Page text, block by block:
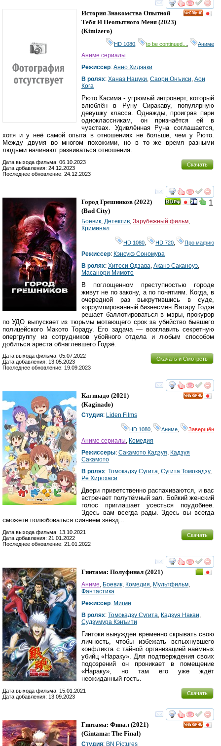
смотреть
История Знакомства Опытной
Тебя И Неопытного Меня (2023)
(Kimizero)
HD 1080 to be continued... Аниме
Аниме сериалы
Режиссер: Анно Хидэаки
В ролях: Ханаэ Нацуки Саори Онъиси Аои
Кога
Рюто Касима - угрюмый интроверт, который
влюблён в Руну Сиракаву, популярную
девушку класса. Однажды, проиграв пари
одноклассникам, он признаётся ей в
чувствах. Удивлённая Руна соглашается,
хотя и у неё самой опыта в отношениях не больше, чем у Рюто.
Между двумя во многом похожими, но в то же время разными
людьми начинают развиваться отношения.
Скачать
Дата выхода фильма: 06.10.2023
Дата добавления: 24.12.2023
Последнее обновление: 24.12.2023
смотреть
1
Город Грешников (2022)
(Bad City)
Боевик Детектив Зарубежный фильм
Криминал
HD 1080 HD 720 Про мафию
Режиссер: Кэнсукэ Сономура
В ролях: Хитоси Одзава Аканэ Саканоуэ
Масанори Мимото
В поглощенном преступностью городе
живут не по закону, а по понятиям. Когда, в
очередной раз выкрутившись в суде,
коррумпированный бизнесмен Ватару Годзё
решает баллотироваться в мэры, прокурор
по УДО выпускает из тюрьмы мотающего срок за убийство бывшего
полицейского Макото Тораду. Его задача — возглавить секретную
опергруппу из сотрудников убойного отдела и любым способом
добиться ареста обнаглевшего Годзё.
Скачать и Смотреть
Дата выхода фильма: 05.07.2022
Дата добавления: 13.05.2023
Последнее обновление: 19.09.2023
смотреть
Кагинадо (2021)
(Kaginado)
Студия: Liden Films
HD 1080 Аниме Завершён
Аниме сериалы, Комедия
Режиссеры: Сакамото Кадзуя, Кадзуя
Сакамото
В ролях: Томокадзу Сугита, Сугита Томокадзу,
Рё Хирохаси
Двери приветственно распахиваются, и вас
встречает полутёмный зал. Бойкий женский
голос приглашает усесться поудобнее.
Здесь вам всегда рады. Здесь вы всегда
сможете полюбоваться сиянием звёзд...
Скачать
Дата выхода фильма: 13.10.2021
Дата добавления: 21.01.2022
Последнее обновление: 21.01.2022
смотреть
Гинтама: Полуфинал (2021)
Аниме, Боевик, Комедия, Мультфильм,
Фантастика
Режиссер: Мигми
В ролях: Томокадзу Сугита, Кадзуя Накаи,
Судзумура Кэнъити
Гинтоки вынужден временно скрывать свою
личность, чтобы избежать вспыхнувшего
конфликта с тайной организацией наёмных
убийц «Нараку». Для подтверждения своих
подозрений он проникает в помещение
«Нараку», но там его уже ждёт
неожиданный гость.
Скачать
Дата выхода фильма: 15.01.2021
Дата добавления: 13.09.2023
смотреть
Гинтама: Финал (2021)
(Gintama: The Final)
Студия: BN Pictures